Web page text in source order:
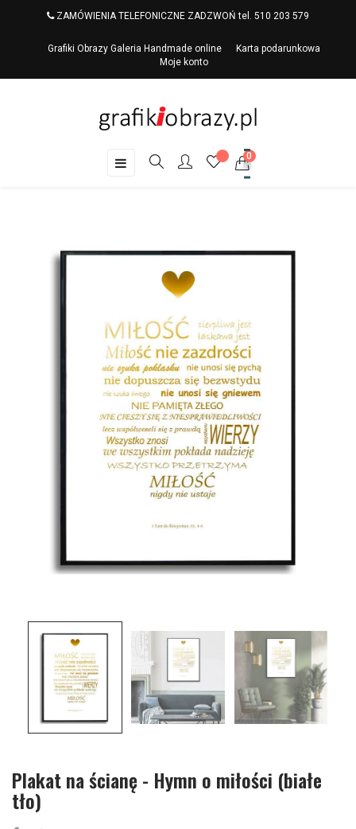
ZAMÓWIENIA TELEFONICZNE ZADZWOŃ tel. 510 203 579
Grafiki Obrazy Galeria Handmade online
Karta podarunkowa
Moje konto
Toggle
☰ 0
Plakat na ścianę - Hymn o miłości (białe
tło)